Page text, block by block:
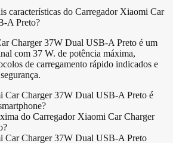
características do Carregador Xiaomi Car
A Preto?
Charger 37W Dual USB-A Preto é um
com 37 W. de potência máxima,
de carregamento rápido indicados e
Car Charger 37W Dual USB-A Preto é
do Carregador Xiaomi Car Charger
Car Charger 37W Dual USB-A Preto